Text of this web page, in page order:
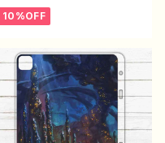
ック アイパッドカバー 個
ラストレーター クリエイタ
ー 絵師 オリジナル デ
ザイン グッズ タイトル：
第２の故郷 作：J.タネダ
G-6
10%OFF